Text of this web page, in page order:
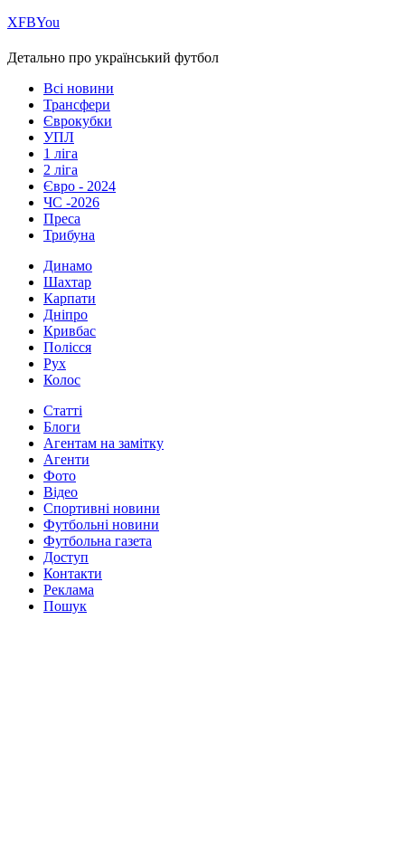
ХFBYou
Детально про український футбол
Всі новини
Трансфери
Єврокубки
УПЛ
1 ліга
2 ліга
Євро - 2024
ЧС -2026
Преса
Трибуна
Динамо
Шахтар
Карпати
Дніпро
Кривбас
Полісся
Рух
Колос
Статті
Блоги
Агентам на замітку
Агенти
Фото
Відео
Спортивні новини
Футбольні новини
Футбольна газета
Доступ
Контакти
Реклама
Пошук